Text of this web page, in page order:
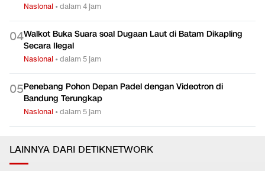
Nasional •dalam 4 jam
04Walkot Buka Suara soal Dugaan Laut di Batam Dikapling
Secara Ilegal
Nasional •dalam 5 jam
05Penebang Pohon Depan Padel dengan Videotron di
Bandung Terungkap
Nasional •dalam 5 jam
LAINNYA DARI DETIKNETWORK